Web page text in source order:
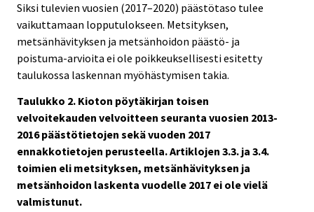
Siksi tulevien vuosien (2017–2020) päästötaso tulee
vaikuttamaan lopputulokseen. Metsityksen,
metsänhävityksen ja metsänhoidon päästö- ja
poistuma-arvioita ei ole poikkeuksellisesti esitetty
taulukossa laskennan myöhästymisen takia.
Taulukko 2. Kioton pöytäkirjan toisen
velvoitekauden velvoitteen seuranta vuosien 2013-
2016 päästötietojen sekä vuoden 2017
ennakkotietojen perusteella. Artiklojen 3.3. ja 3.4.
toimien eli metsityksen, metsänhävityksen ja
metsänhoidon laskenta vuodelle 2017 ei ole vielä
valmistunut.